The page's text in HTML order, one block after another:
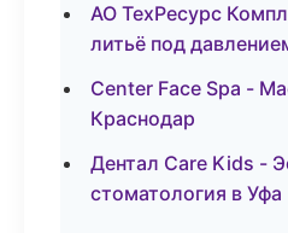
АО ТехРесурс
литьё под
Center Face Spa -
Краснодар
Дентал Care Kids -
стоматология в Уфа